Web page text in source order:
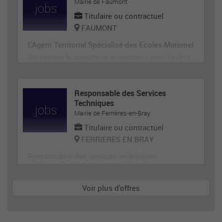
Titulaire ou contractuel
FAUMONT
L'Agent Territorial Spécialisé des Ecoles Maternel
ux et le matériel servant directement aux enfant
s. En tant que membre de la communauté éduca
tive, il p
Responsable des Services
Techniques
Mairie de Ferrières-en-Bray
Titulaire ou contractuel
FERRIERES EN BRAY
Voir plus d'offres